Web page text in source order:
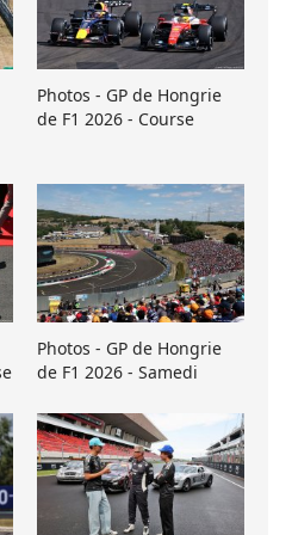
Photos - GP de Hongrie
de F1 2026 - Course
Photos - GP de Hongrie
de F1 2026 - Samedi